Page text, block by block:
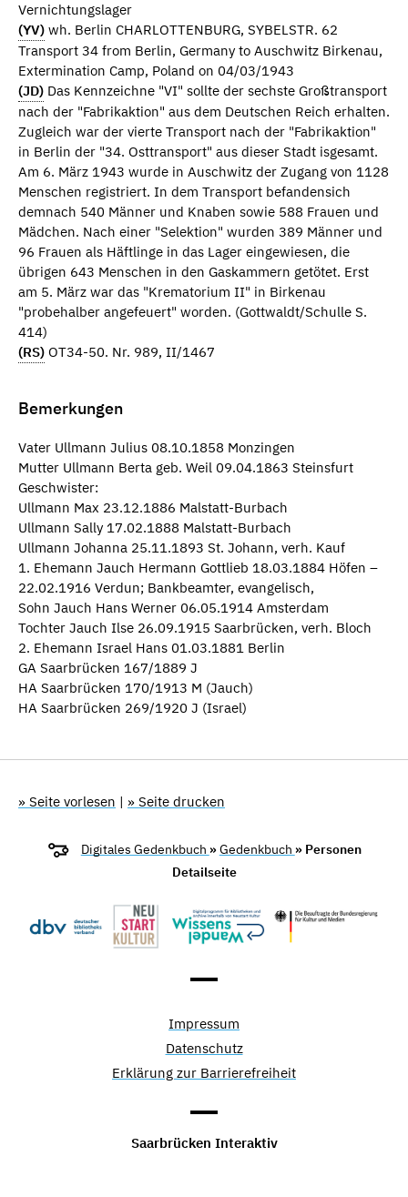
Vernichtungslager
(YV) wh. Berlin CHARLOTTENBURG, SYBELSTR. 62
Transport 34 from Berlin, Germany to Auschwitz Birkenau,
Extermination Camp, Poland on 04/03/1943
(JD) Das Kennzeichne "VI" sollte der sechste Großtransport
nach der "Fabrikaktion" aus dem Deutschen Reich erhalten.
Zugleich war der vierte Transport nach der "Fabrikaktion"
in Berlin der "34. Osttransport" aus dieser Stadt isgesamt.
Am 6. März 1943 wurde in Auschwitz der Zugang von 1128
Menschen registriert. In dem Transport befandensich
demnach 540 Männer und Knaben sowie 588 Frauen und
Mädchen. Nach einer "Selektion" wurden 389 Männer und
96 Frauen als Häftlinge in das Lager eingewiesen, die
übrigen 643 Menschen in den Gaskammern getötet. Erst
am 5. März war das "Krematorium II" in Birkenau
"probehalber angefeuert" worden. (Gottwaldt/Schulle S.
414)
(RS) OT34-50. Nr. 989, II/1467
Bemerkungen
Vater Ullmann Julius 08.10.1858 Monzingen
Mutter Ullmann Berta geb. Weil 09.04.1863 Steinsfurt
Geschwister:
Ullmann Max 23.12.1886 Malstatt-Burbach
Ullmann Sally 17.02.1888 Malstatt-Burbach
Ullmann Johanna 25.11.1893 St. Johann, verh. Kauf
1. Ehemann Jauch Hermann Gottlieb 18.03.1884 Höfen –
22.02.1916 Verdun; Bankbeamter, evangelisch,
Sohn Jauch Hans Werner 06.05.1914 Amsterdam
Tochter Jauch Ilse 26.09.1915 Saarbrücken, verh. Bloch
2. Ehemann Israel Hans 01.03.1881 Berlin
GA Saarbrücken 167/1889 J
HA Saarbrücken 170/1913 M (Jauch)
HA Saarbrücken 269/1920 J (Israel)
» Seite vorlesen | » Seite drucken
Digitales Gedenkbuch »Gedenkbuch » Personen
Detailseite
Impressum
Datenschutz
Erklärung zur Barrierefreiheit
Saarbrücken Interaktiv